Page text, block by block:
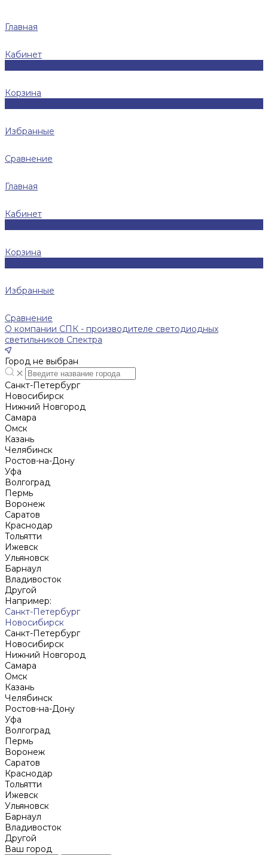
Главная
Кабинет
Корзина
Избранные
Сравнение
Главная
Кабинет
Корзина
Избранные
Сравнение
О компании СПК - производителе светодиодных
светильников Спектра
Город не выбран
Санкт-Петербург
Новосибирск
Нижний Новгород
Cамара
Омск
Казань
Челябинск
Ростов-на-Дону
Уфа
Волгоград
Пермь
Воронеж
Саратов
Краснодар
Тольятти
Ижевск
Ульяновск
Барнаул
Владивосток
Другой
Например:
Санкт-Петербург
Новосибирск
Санкт-Петербург
Новосибирск
Нижний Новгород
Cамара
Омск
Казань
Челябинск
Ростов-на-Дону
Уфа
Волгоград
Пермь
Воронеж
Саратов
Краснодар
Тольятти
Ижевск
Ульяновск
Барнаул
Владивосток
Другой
Ваш город